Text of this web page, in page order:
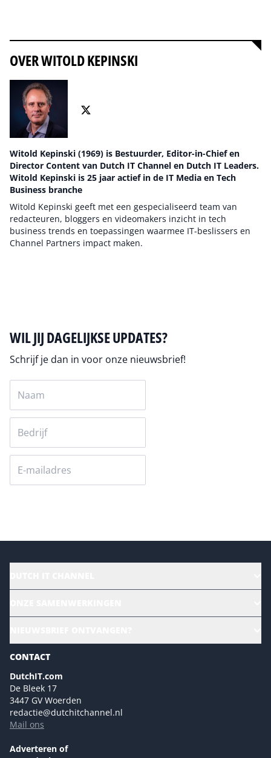
OVER WITOLD KEPINSKI
Witold Kepinski (1969) is Bestuurder, Editor-in-Chief en
Director Content van Dutch IT Channel en Dutch IT Leaders.
Witold Kepinski is 25 jaar actief in de IT Media en Tech
Business branche
Witold Kepinski geeft met een gespecialiseerd team van
redacteuren, bloggers en videomakers inzicht in tech
business trends en toepassingen waarmee IT-beslissers en
Channel Partners impact maken.
WIL JIJ DAGELIJKSE UPDATES?
Schrijf je dan in voor onze nieuwsbrief!
Magazines
Marketingmogelijkheden 2026
Eventmogelijkheden 2026
Advertising opportunities 2026 ENG
Event opportunities 2026 ENG
NL Digital
Versturen
CONTACT
DutchIT.com
De Bleek 17
3447 GV Woerden
redactie@dutchitchannel.nl
Mail ons
Adverteren of